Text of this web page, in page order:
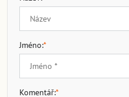
Jméno:*
Komentář:*